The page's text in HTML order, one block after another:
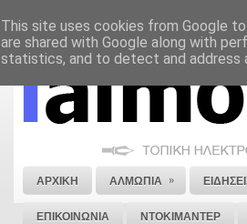
ΝΟΜΙΚΗ ΣΗΜΕΙΩΣΗ ΔΙΑΦΗΜΙΣΗ
ΑΡΧΙΚΗ ΑΛΜΩΠΙΑ »
ΕΠΙΚΟΙΝΩΝΙΑ ΝΤΟΚΙΜΑΝΤΕΡ
This site uses cookies from Google
are shared with Google along with
statistics, and to detect and address